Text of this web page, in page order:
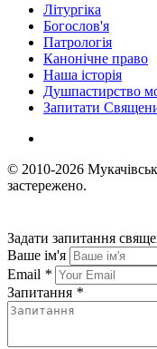
Літургіка
Богослов'я
Патрологія
Канонічне право
Наша історія
Душпастирство
Запитати
© 2010-2026
застережено.
Задати запитання
Ваше ім'я
Email *
Запитання *